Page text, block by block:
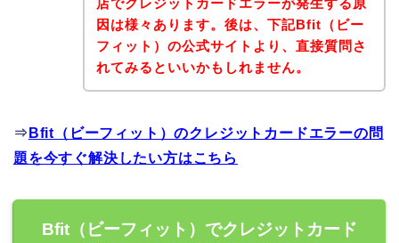
店でクレジットカードエラーが発生する原
因は様々あります。後は、下記Bfit（ビー
フィット）の公式サイトより、直接質問さ
れてみるといいかもしれません。
⇒ Bfit（ビーフィット）のクレジットカードエラーの問
題を今すぐ解決したい方はこちら
Bfit（ビーフィット）でクレジットカード